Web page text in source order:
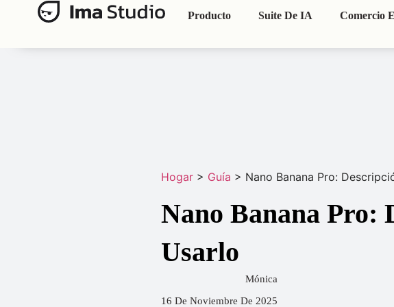
Producto Suite De IA Comercio
Hogar > Guía > Nano Banana Pro:
Nano Banana Pro:
Usarlo
Mónica
16 De Noviembre De 2025